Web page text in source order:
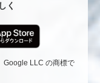
く
Google LLC の商標で